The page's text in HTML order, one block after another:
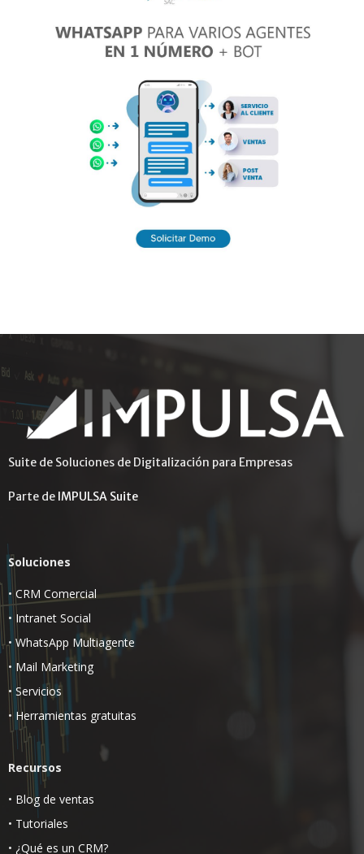
Suite de Soluciones de Digitalización para Empresas
Parte de IMPULSA Suite
Soluciones
•CRM Comercial
• Intranet Social
• WhatsApp Multiagente
• Mail Marketing
• Servicios
• Herramientas gratuitas
Recursos
• Blog de ventas
• Tutoriales
• ¿Qué es un CRM?